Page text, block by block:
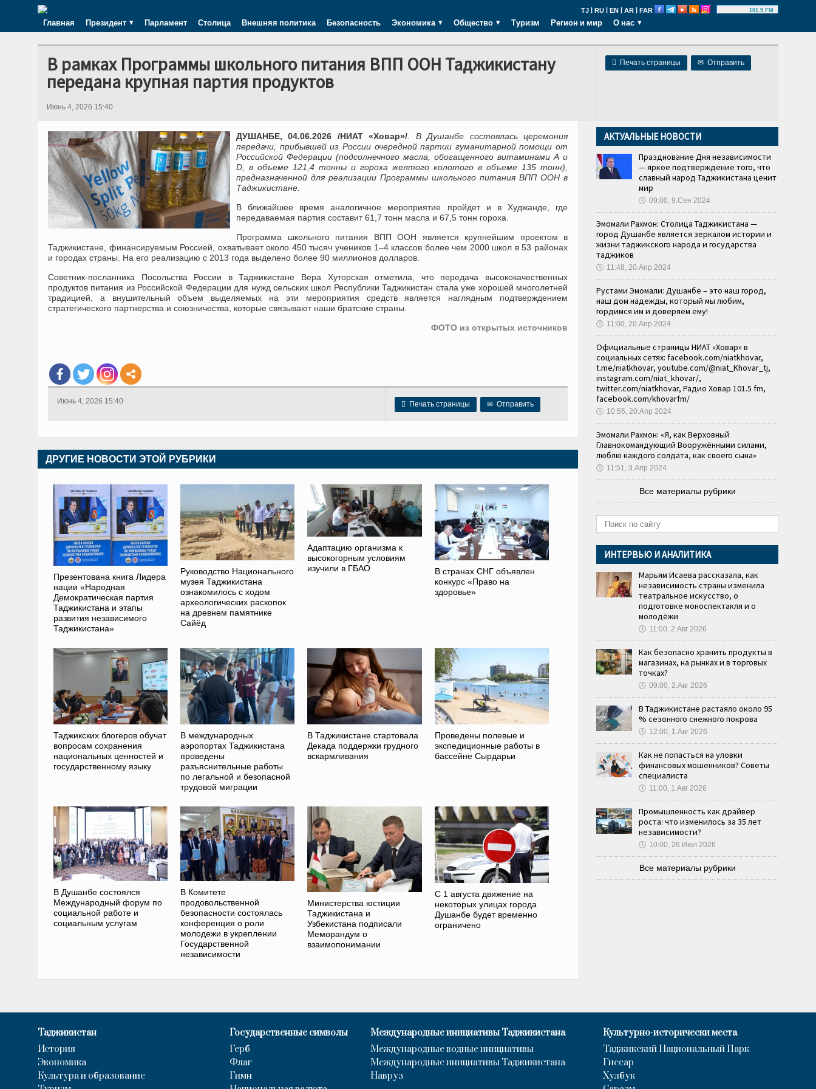
TJ | RU | EN | AR | FAR 101.5 FM
Главная Президент Парламент Столица Внешняя политика Безопасность Экономика Общество Туризм Регион и мир О нас
 Печать страницы ✉ Отправить
В рамках Программы школьного питания ВПП ООН Таджикистану
передана крупная партия продуктов
Июнь 4, 2026 15:40
ДУШАНБЕ, 04.06.2026 /НИАТ «Ховар»/
В Душанбе состоялась церемония
передачи, прибывшей из России очередной партии гуманитарной помощи от
Российской Федерации (подсолнечного масла, обогащенного витаминами А и
D, в объеме 121,4 тонны и гороха желтого колотого в объеме 135 тонн),
предназначенной для реализации Программы школьного питания ВПП ООН в
Таджикистане.
В ближайшее время аналогичное мероприятие пройдет и в Худжанде, где
передаваемая партия составит 61,7 тонн масла и 67,5 тонн гороха.
Программа школьного питания ВПП ООН является крупнейшим проектом в
Таджикистане, финансируемым Россией, охватывает около 450 тысяч учеников 1–4 классов более чем 2000 школ в 53 районах
и городах страны. На его реализацию с 2013 года выделено более 90 миллионов долларов.
Советник-посланника Посольства России в Таджикистане Вера Хуторская отметила, что передача высококачественных
продуктов питания из Российской Федерации для нужд сельских школ Республики Таджикистан стала уже хорошей многолетней
традицией, а внушительный объем выделяемых на эти мероприятия средств является наглядным подтверждением
стратегического партнерства и союзничества, которые связывают наши братские страны.
ФОТО из открытых источников
 Печать страницы ✉ Отправить
Июнь 4, 2026 15:40
ДРУГИЕ НОВОСТИ ЭТОЙ РУБРИКИ
Презентована книга Лидера
нации «Народная
Демократическая партия
Таджикистана и этапы
развития независимого
Таджикистана»
Руководство Национального
музея Таджикистана
ознакомилось с ходом
археологических раскопок
на древнем памятнике
Сайёд
Адаптацию организма к
высокогорным условиям
изучили в ГБАО
В странах СНГ объявлен
конкурс «Право на
здоровье»
Таджикских блогеров обучат
вопросам сохранения
национальных ценностей и
государственному языку
В международных
аэропортах Таджикистана
проведены
разъяснительные работы
по легальной и безопасной
трудовой миграции
В Таджикистане стартовала
Декада поддержки грудного
вскармливания
Проведены полевые и
экспедиционные работы в
бассейне Сырдарьи
В Душанбе состоялся
Международный форум по
социальной работе и
социальным услугам
В Комитете
продовольственной
безопасности состоялась
конференция о роли
молодежи в укреплении
Государственной
независимости
Министерства юстиции
Таджикистана и
Узбекистана подписали
Меморандум о
взаимопонимании
С 1 августа движение на
некоторых улицах города
Душанбе будет временно
ограничено
АКТУАЛЬНЫЕ НОВОСТИ
Празднование Дня независимости
— яркое подтверждение того, что
славный народ Таджикистана ценит
мир
🕔 09:00, 9.Сен 2024
Эмомали Рахмон: Столица Таджикистана —
город Душанбе является зеркалом истории и
жизни таджикского народа и государства
таджиков
🕔 11:48, 20.Апр 2024
Рустами Эмомали: Душанбе – это наш город,
наш дом надежды, который мы любим,
гордимся им и доверяем ему!
🕔 11:00, 20.Апр 2024
Официальные страницы НИАТ «Ховар» в
социальных сетях: facebook.com/niatkhovar,
t.me/niatkhovar, youtube.com/@niat_Khovar_tj,
instagram.com/niat_khovar/,
twitter.com/niatkhovar, Радио Ховар 101.5 fm,
facebook.com/khovarfm/
🕔 10:55, 20.Апр 2024
Эмомали Рахмон: «Я, как Верховный
Главнокомандующий Вооружёнными силами,
люблю каждого солдата, как своего сына»
🕔 11:51, 3.Апр 2024
Все материалы рубрики
ИНТЕРВЬЮ И АНАЛИТИКА
Марьям Исаева рассказала, как
независимость страны изменила
театральное искусство, о
подготовке моноспектакля и о
молодёжи
🕔 11:00, 2.Авг 2026
Как безопасно хранить продукты в
магазинах, на рынках и в торговых
точках?
🕔 09:00, 2.Авг 2026
В Таджикистане растаяло около 95
% сезонного снежного покрова
🕔 12:00, 1.Авг 2026
Как не попасться на уловки
финансовых мошенников? Советы
специалиста
🕔 11:00, 1.Авг 2026
Промышленность как драйвер
роста: что изменилось за 35 лет
независимости?
🕔 10:00, 26.Июл 2026
Все материалы рубрики
Таджикистан
История
Экономика
Культура и образование
Государственные символы
Герб
Флаг
Гимн
Международные инициативы Таджикистана
Международные водные инициативы
Международные инициативы Таджикистана
Навруз
Культурно-исторически места
Таджикский Национальный Парк
Гиссар
Хулбук